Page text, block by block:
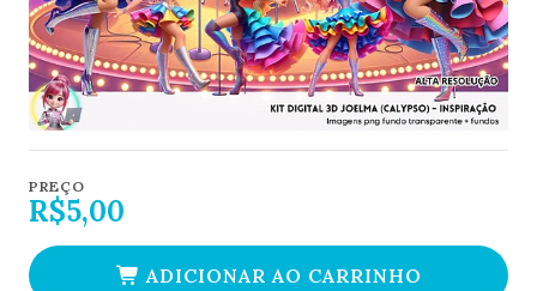
PREÇO
R$5,00
ADICIONAR AO CARRINHO